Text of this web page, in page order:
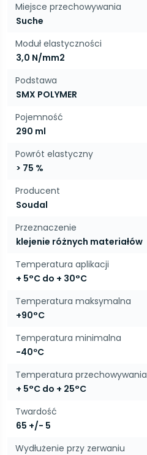
Miejsce przechowywania
Suche
Moduł elastyczności
3,0 N/mm2
Podstawa
SMX POLYMER
Pojemność
290 ml
Powrót elastyczny
> 75 %
Producent
Soudal
Przeznaczenie
klejenie różnych materiałów
Temperatura aplikacji
+ 5°C do + 30°C
Temperatura maksymalna
+90°C
Temperatura minimalna
-40ºC
Temperatura przechowywania
+ 5°C do + 25°C
Twardość
65 +/- 5
Wydłużenie przy zerwaniu